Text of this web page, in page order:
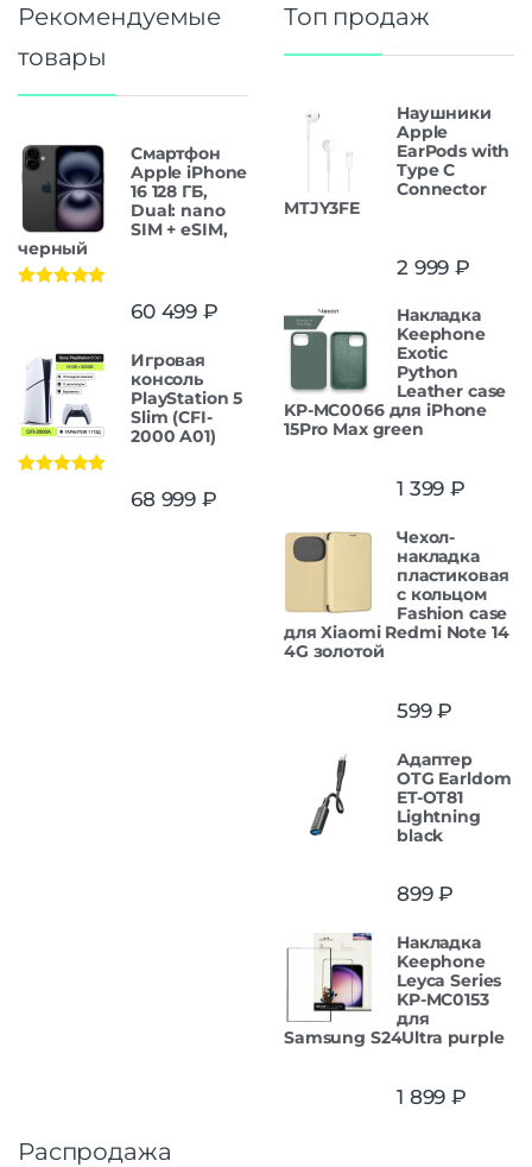
Рекомендуемые
товары
Смартфон
Apple iPhone
16 128 ГБ,
Dual: nano
SIM + eSIM,
черный
60 499 ₽
Игровая
консоль
PlayStation 5
Slim (CFI-
2000 A01)
68 999 ₽
Топ продаж
Наушники
Apple
EarPods with
Type C
Connector
MTJY3FE
2 999 ₽
Накладка
Keephone
Exotic
Python
Leather case
KP-MC0066 для iPhone
15Pro Max green
1 399 ₽
Чехол-
накладка
пластиковая
с кольцом
Fashion case
для Xiaomi Redmi Note 14
4G золотой
599₽
Адаптер
OTG Earldom
ET-OT81
Lightning
black
899₽
Накладка
Keephone
Leyca Series
KP-MC0153
для
Samsung S24Ultra purple
1 899 ₽
Распродажа